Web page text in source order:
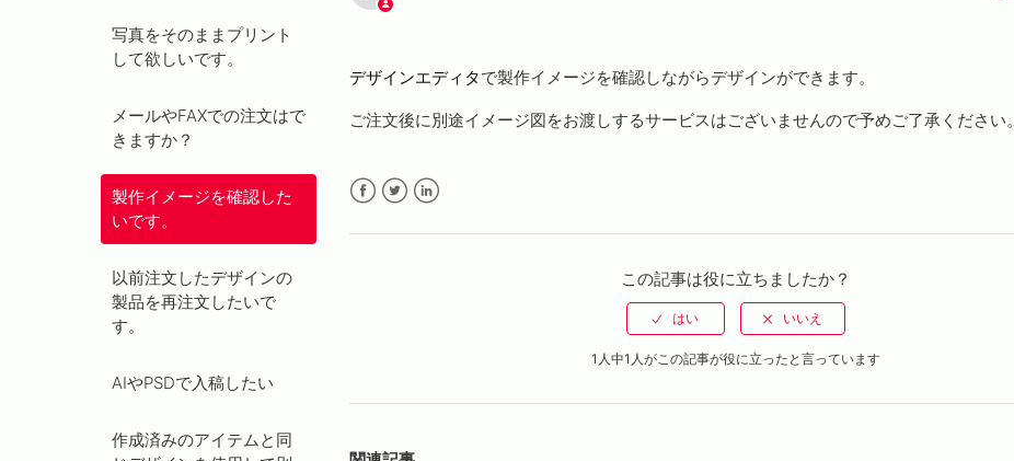
写真をそのままプリント
して欲しいです。
メールやFAXでの注文はで
きますか？
製作イメージを確認した
いです。
以前注文したデザインの
製品を再注文したいで
す。
AIやPSDで入稿したい
作成済みのアイテムと同
デザインエディタで製作イメージを確認しながらデザインができます。
ご注文後に別途イメージ図をお渡しするサービスはございませんので予めご了承ください。
この記事は役に立ちましたか？
1人中1人がこの記事が役に立ったと言っています